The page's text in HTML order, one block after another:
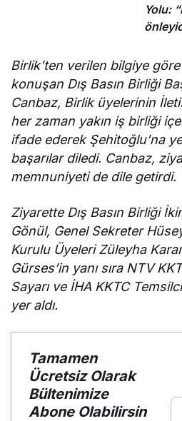
Yolu:
yerine
Birlik’ten verilen bilgiye
konuşan Dış Basın Birliği
Canbaz, Birlik üyelerinin
her zaman yakın iş birliği
ifade ederek Şehitoğlu’na
başarılar diledi. Canbaz,
memnuniyeti de dile getirdi.
Ziyarette Dış Basın Birliği
Gönül, Genel Sekreter
Kurulu Üyeleri Züleyha
Gürses’in yanı sıra NTV
Sayarı ve İHA KKTC
yer aldı.
Tamamen
Ücretsiz Olarak
Bültenimize
Abone Olabilirsin